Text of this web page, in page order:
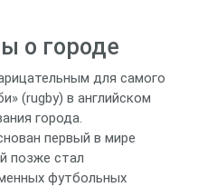
о городе
для самого
(rugby) в английском
города.
первый в мире
позже стал
футбольных